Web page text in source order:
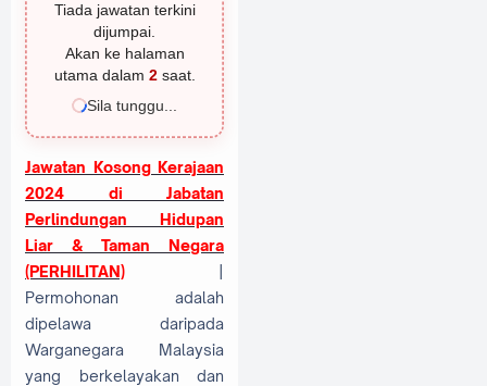
Tiada jawatan terkini
dijumpai.
Akan ke halaman
utama dalam 1saat.
Sila tunggu...
Jawatan Kosong Kerajaan
2024 di Jabatan
Perlindungan Hidupan
Liar & Taman Negara
(PERHILITAN)
Permohonan adalah
dipelawa daripada
Warganegara Malaysia
yang berkelayakan dan